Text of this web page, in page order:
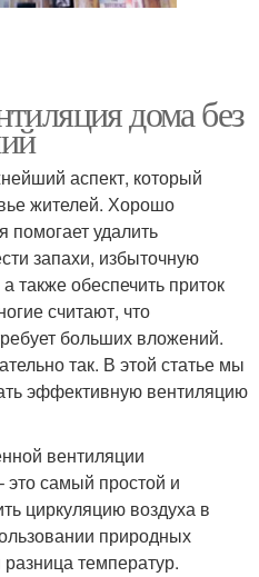
дома без
аспект, который
жителей. Хорошо
помогает удалить
запахи, избыточную
также обеспечить приток
считают, что
больших вложений.
так. В этой статье мы
эффективную вентиляцию
вентиляции
это самый простой и
циркуляцию воздуха в
природных
температур.